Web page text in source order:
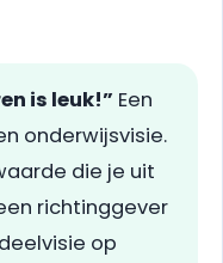
is leuk!” Een
onderwijsvisie.
die je uit
richtinggever
op